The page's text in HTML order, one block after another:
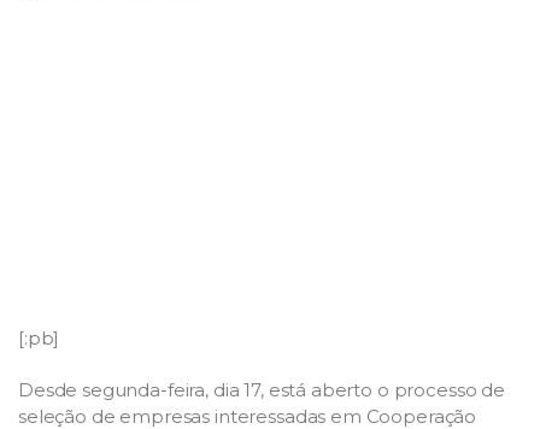
[:pb]
Desde segunda-feira, dia 17, está aberto o processo de
seleção de empresas interessadas em Cooperação